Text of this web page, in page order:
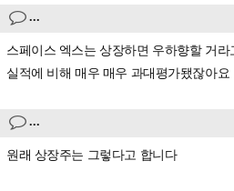
...
스페이스 엑스는 상장하면 우하향할 거라
실적에 비해 매우 매우 과대평가됐잖아요
...
원래 상장주는 그렇다고 합니다